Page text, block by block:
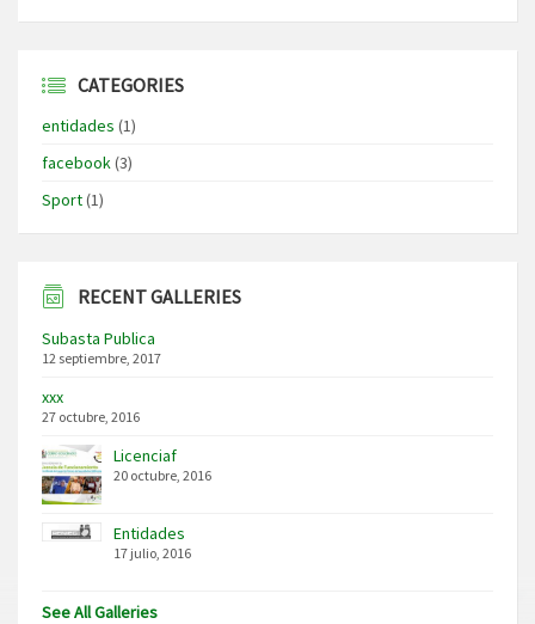
CATEGORIES
entidades (1)
facebook(3)
Sport(1)
RECENT GALLERIES
Subasta Publica
12 septiembre, 2017
xxx
27 octubre, 2016
Licenciaf
20 octubre, 2016
Entidades
17 julio, 2016
See All Galleries